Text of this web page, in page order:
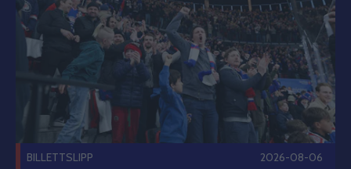
BILLETTSLIPP 2026-08-06